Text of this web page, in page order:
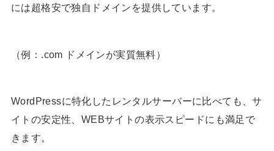
には超格安で独自ドメインを提供しています。
（例：.com ドメインが実質無料）
WordPressに特化したレンタルサーバーに比べても、サ
イトの安定性、WEBサイトの表示スピードにも満足で
きます。